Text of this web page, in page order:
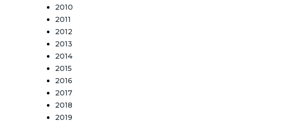
2010
2011
2012
2013
2014
2015
2016
2017
2018
2019